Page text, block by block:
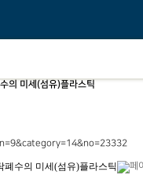
의 미세(섬유)플라스틱
폐수의 미세(섬유)플라스틱